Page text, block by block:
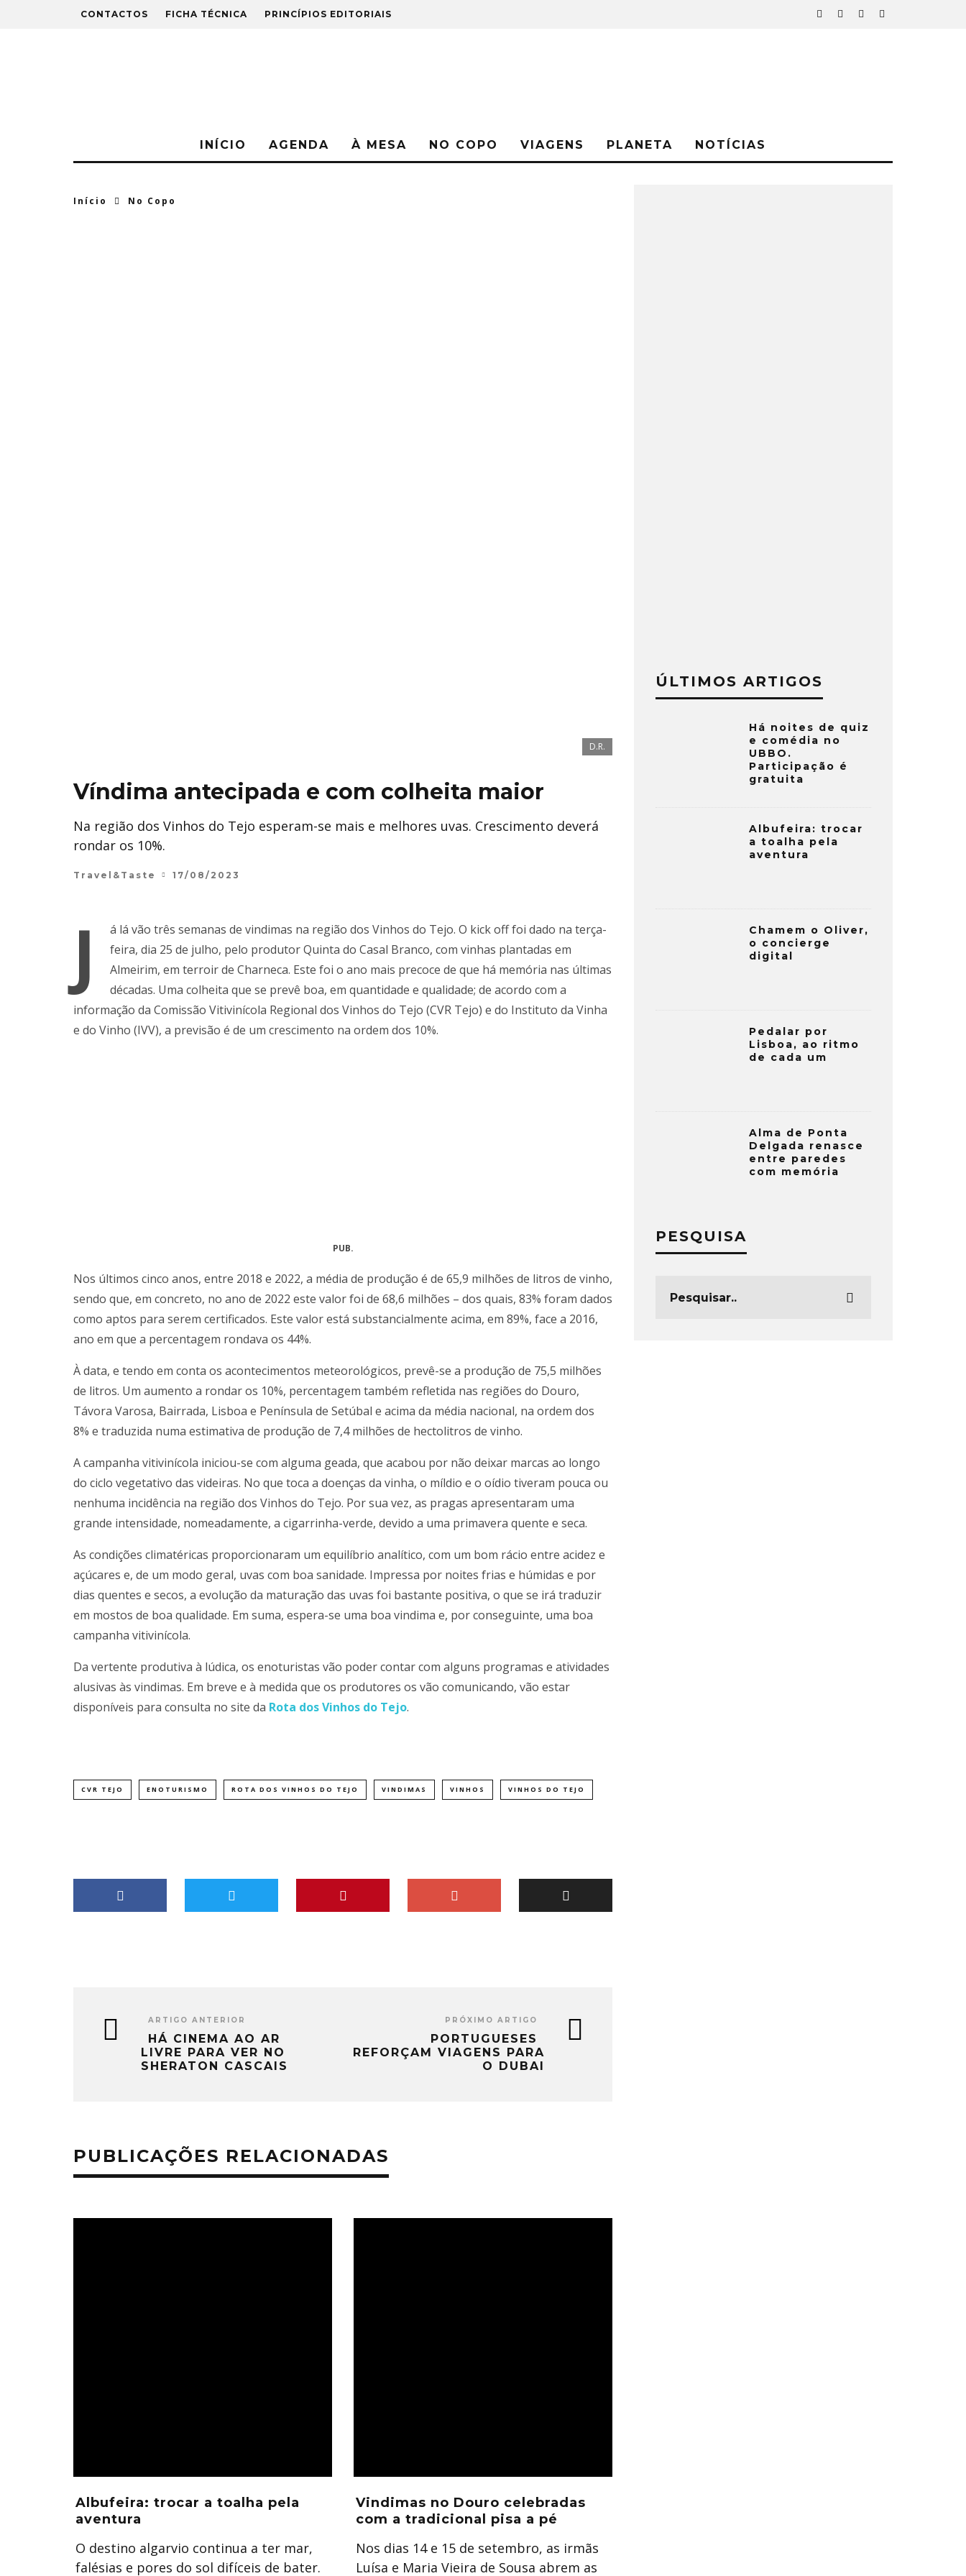
CONTACTOS FICHA TÉCNICA PRINCÍPIOS EDITORIAIS
INÍCIO AGENDA À MESA NO COPO VIAGENS PLANETA NOTÍCIAS
Início No Copo
D.R.
Víndima antecipada e com colheita maior
Na região dos Vinhos do Tejo esperam-se mais e melhores uvas. Crescimento deverá
rondar os 10%.
Travel&Taste 17/08/2023
J
á lá vão três semanas de vindimas na região dos Vinhos do Tejo. O kick off foi dado na terça-
feira, dia 25 de julho, pelo produtor Quinta do Casal Branco, com vinhas plantadas em
Almeirim, em terroir de Charneca. Este foi o ano mais precoce de que há memória nas últimas
décadas. Uma colheita que se prevê boa, em quantidade e qualidade; de acordo com a
informação da Comissão Vitivinícola Regional dos Vinhos do Tejo (CVR Tejo) e do Instituto da Vinha
e do Vinho (IVV), a previsão é de um crescimento na ordem dos 10%.
PUB.
Nos últimos cinco anos, entre 2018 e 2022, a média de produção é de 65,9 milhões de litros de vinho,
sendo que, em concreto, no ano de 2022 este valor foi de 68,6 milhões – dos quais, 83% foram dados
como aptos para serem certificados. Este valor está substancialmente acima, em 89%, face a 2016,
ano em que a percentagem rondava os 44%.
À data, e tendo em conta os acontecimentos meteorológicos, prevê-se a produção de 75,5 milhões
de litros. Um aumento a rondar os 10%, percentagem também refletida nas regiões do Douro,
Távora Varosa, Bairrada, Lisboa e Península de Setúbal e acima da média nacional, na ordem dos
8% e traduzida numa estimativa de produção de 7,4 milhões de hectolitros de vinho.
A campanha vitivinícola iniciou-se com alguma geada, que acabou por não deixar marcas ao longo
do ciclo vegetativo das videiras. No que toca a doenças da vinha, o míldio e o oídio tiveram pouca ou
nenhuma incidência na região dos Vinhos do Tejo. Por sua vez, as pragas apresentaram uma
grande intensidade, nomeadamente, a cigarrinha-verde, devido a uma primavera quente e seca.
As condições climatéricas proporcionaram um equilíbrio analítico, com um bom rácio entre acidez e
açúcares e, de um modo geral, uvas com boa sanidade. Impressa por noites frias e húmidas e por
dias quentes e secos, a evolução da maturação das uvas foi bastante positiva, o que se irá traduzir
em mostos de boa qualidade. Em suma, espera-se uma boa vindima e, por conseguinte, uma boa
campanha vitivinícola.
Da vertente produtiva à lúdica, os enoturistas vão poder contar com alguns programas e atividades
alusivas às vindimas. Em breve e à medida que os produtores os vão comunicando, vão estar
disponíveis para consulta no site da Rota dos Vinhos do Tejo.
CVR TEJO ENOTURISMO ROTA DOS VINHOS DO TEJO VINDIMAS VINHOS VINHOS DO TEJO
ARTIGO ANTERIOR
HÁ CINEMA AO AR
LIVRE PARA VER NO
SHERATON CASCAIS
PRÓXIMO ARTIGO
PORTUGUESES
REFORÇAM VIAGENS PARA
O DUBAI
PUBLICAÇÕES RELACIONADAS
Albufeira: trocar a toalha pela
aventura
O destino algarvio continua a ter mar,
falésias e pores do sol difíceis de bater.
Vindimas no Douro celebradas
com a tradicional pisa a pé
Nos dias 14 e 15 de setembro, as irmãs
Luísa e Maria Vieira de Sousa abrem as
ÚLTIMOS ARTIGOS
Há noites de quiz
e comédia no
UBBO.
Participação é
gratuita
Albufeira: trocar
a toalha pela
aventura
Chamem o Oliver,
o concierge
digital
Pedalar por
Lisboa, ao ritmo
de cada um
Alma de Ponta
Delgada renasce
entre paredes
com memória
PESQUISA